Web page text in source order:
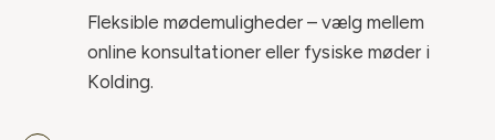
Fleksible mødemuligheder – vælg mellem
online konsultationer eller fysiske møder i
Kolding.